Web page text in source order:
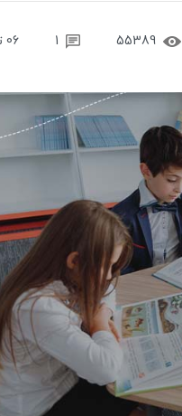
55389
1 06 تیر 1401